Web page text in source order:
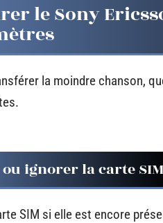
le Sony
la moindre chanson,
ignorer la carte SIM
SIM si elle est encore